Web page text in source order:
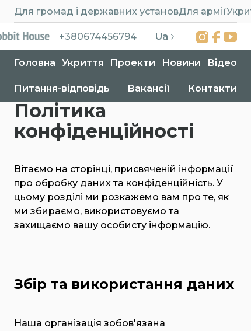
Для громад і державних установДля армії
+380674456794 Ua
Головна Укриття Проекти Новини Відео
Питання-відповідь Вакансії Контакти
Головна > Політика конфіденційності
Політика
конфіденційності
Вітаємо на сторінці, присвяченій інформації
про обробку даних та конфіденційність. У
цьому розділі ми розкажемо вам про те, як
ми збираємо, використовуємо та
захищаємо вашу особисту інформацію.
Збір та використання даних
Наша організація зобов'язана